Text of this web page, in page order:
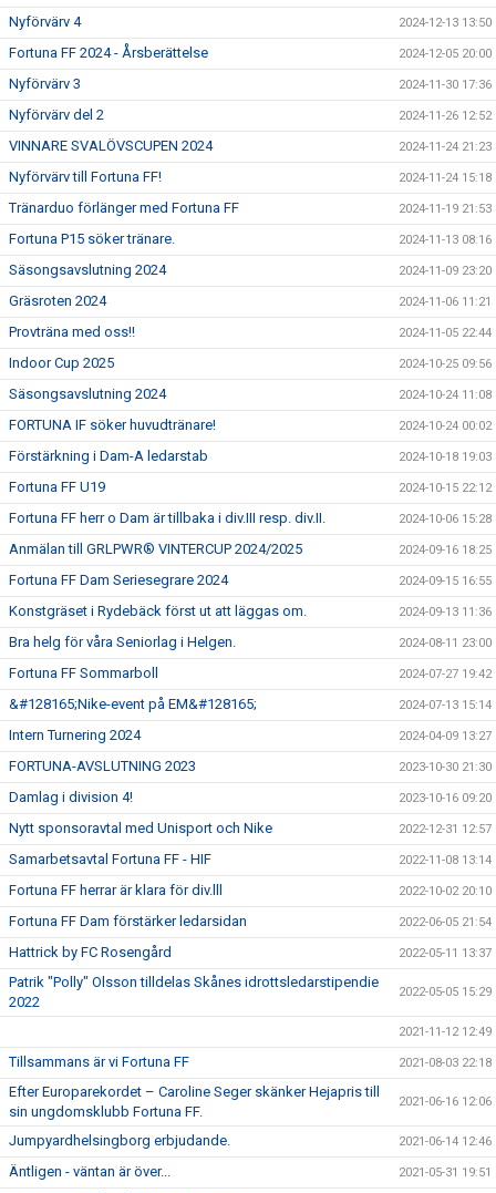
Nyförvärv 4 2024-12-13 13:50
Fortuna FF 2024 - Årsberättelse 2024-12-05 20:00
Nyförvärv 3 2024-11-30 17:36
Nyförvärv del 2 2024-11-26 12:52
VINNARE SVALÖVSCUPEN 2024 2024-11-24 21:23
Nyförvärv till Fortuna FF! 2024-11-24 15:18
Tränarduo förlänger med Fortuna FF 2024-11-19 21:53
Fortuna P15 söker tränare. 2024-11-13 08:16
Säsongsavslutning 2024 2024-11-09 23:20
Gräsroten 2024 2024-11-06 11:21
Provträna med oss!! 2024-11-05 22:44
Indoor Cup 2025 2024-10-25 09:56
Säsongsavslutning 2024 2024-10-24 11:08
FORTUNA IF söker huvudtränare! 2024-10-24 00:02
Förstärkning i Dam-A ledarstab 2024-10-18 19:03
Fortuna FF U19 2024-10-15 22:12
Fortuna FF herr o Dam är tillbaka i div.III resp. div.II. 2024-10-06 15:28
Anmälan till GRLPWR® VINTERCUP 2024/2025 2024-09-16 18:25
Fortuna FF Dam Seriesegrare 2024 2024-09-15 16:55
Konstgräset i Rydebäck först ut att läggas om. 2024-09-13 11:36
Bra helg för våra Seniorlag i Helgen. 2024-08-11 23:00
Fortuna FF Sommarboll 2024-07-27 19:42
&#128165;Nike-event på EM&#128165; 2024-07-13 15:14
Intern Turnering 2024 2024-04-09 13:27
FORTUNA-AVSLUTNING 2023 2023-10-30 21:30
Damlag i division 4! 2023-10-16 09:20
Nytt sponsoravtal med Unisport och Nike 2022-12-31 12:57
Samarbetsavtal Fortuna FF - HIF 2022-11-08 13:14
Fortuna FF herrar är klara för div.lll 2022-10-02 20:10
Fortuna FF Dam förstärker ledarsidan 2022-06-05 21:54
Hattrick by FC Rosengård 2022-05-11 13:37
Patrik "Polly" Olsson tilldelas Skånes idrottsledarstipendie
2022
2022-05-05 15:29
2021-11-12 12:49
Tillsammans är vi Fortuna FF 2021-08-03 22:18
Efter Europarekordet – Caroline Seger skänker Hejapris till
sin ungdomsklubb Fortuna FF.
2021-06-16 12:06
Jumpyardhelsingborg erbjudande. 2021-06-14 12:46
Äntligen - väntan är över... 2021-05-31 19:51